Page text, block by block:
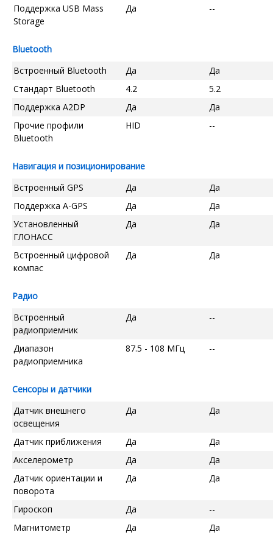
Поддержка USB Mass
Storage
Да --
Bluetooth
Встроенный Bluetooth
Да
Да
Стандарт Bluetooth
4.2
5.2
Поддержка A2DP
Да
Да
Прочие профили
Bluetooth
HID --
Навигация и позиционирование
Встроенный GPS
Да
Да
Поддержка A-GPS
Да
Да
Установленный
ГЛОНАСС
Да Да
Встроенный цифровой
компас
Да Да
Радио
Встроенный
радиоприемник
Да --
Диапазон
радиоприемника
87.5 - 108 МГц --
Сенсоры и датчики
Датчик внешнего
освещения
Да Да
Датчик приближения Да
Да
Акселерометр
Да
Да
Датчик ориентации и
поворота
Да Да
Гироскоп Да
--
Магнитометр
Да
Да